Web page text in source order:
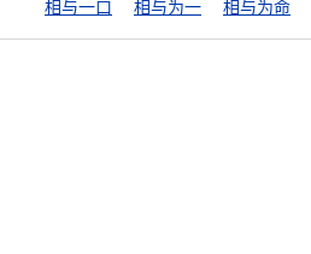
相与一口 相与为一 相与为命